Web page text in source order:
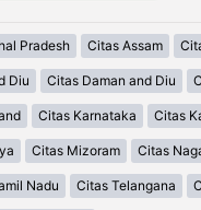
Pradesh Citas Assam
Diu Citas Daman and Diu
Citas Karnataka Citas
Citas Mizoram Citas
Nadu Citas Telangana